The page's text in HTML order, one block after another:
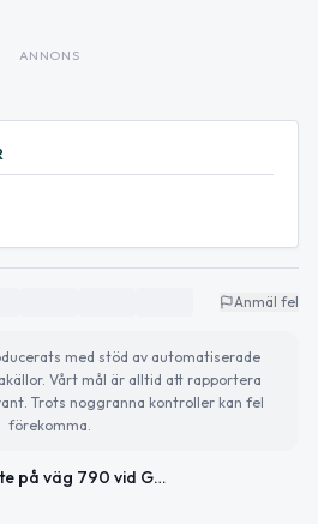
ANNONS
Anmäl fel
med stöd av automatiserade
Vårt mål är alltid att rapportera
Trots noggranna kontroller kan fel
förekomma.
Vägarbete på väg 790 vid Genarp avslutat